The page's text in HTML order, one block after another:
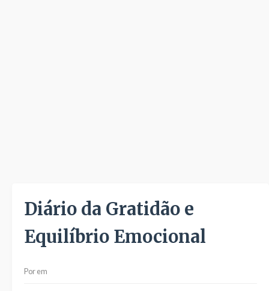
Diário da Gratidão e
Equilíbrio Emocional
Porem